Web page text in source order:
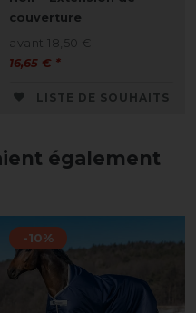
couverture
avant 18,50 €
16,65 € *
LISTE DE SOUHAITS
également
-10%